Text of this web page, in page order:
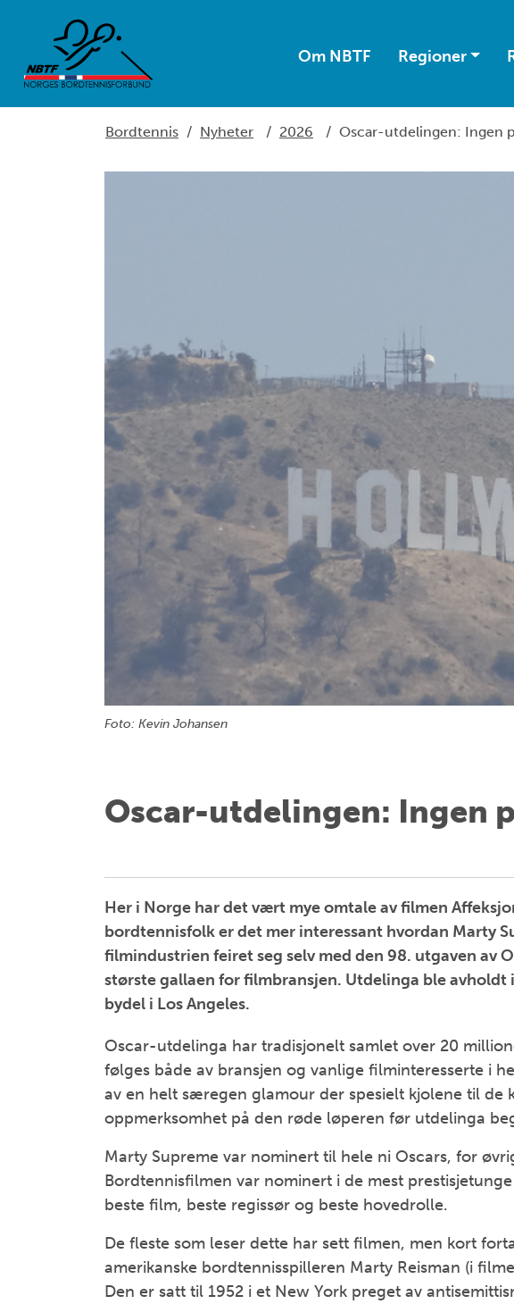
Om NBTF Regioner
Bordtennis / Nyheter / 2026 / Oscar-utdelingen: Ingen
Foto: Kevin Johansen
Oscar-utdelingen: Ingen
Her i Norge har det vært mye omtale av filmen
bordtennisfolk er det mer interessant hvordan Marty
filmindustrien feiret seg selv med den 98. utgaven av
største gallaen for filmbransjen. Utdelinga ble avholdt
bydel i Los Angeles.
Oscar-utdelinga har tradisjonelt samlet over 20
følges både av bransjen og vanlige filminteresserte i
av en helt særegen glamour der spesielt kjolene til de
oppmerksomhet på den røde løperen før utdelinga
Marty Supreme var nominert til hele ni Oscars, for
Bordtennisfilmen var nominert i de mest
beste film, beste regissør og beste hovedrolle.
De fleste som leser dette har sett filmen, men kort
amerikanske bordtennisspilleren Marty Reisman (i
Den er satt til 1952 i et New York preget av